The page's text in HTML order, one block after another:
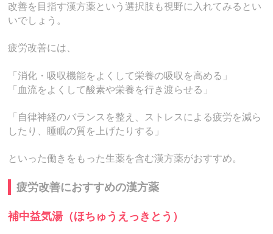
改善を目指す漢方薬という選択肢も視野に入れてみるとい
いでしょう。
疲労改善には、
「消化・吸収機能をよくして栄養の吸収を高める」
「血流をよくして酸素や栄養を行き渡らせる」
「自律神経のバランスを整え、ストレスによる疲労を減ら
したり、睡眠の質を上げたりする」
といった働きをもった生薬を含む漢方薬がおすすめ。
疲労改善におすすめの漢方薬
補中益気湯（ほちゅうえっきとう）